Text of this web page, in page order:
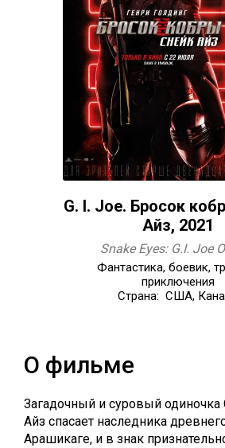
G. I. Joe. Бросок
Айз, 2021
Snake Eyes: G.I. Joe
Фантастика, боевик,
приключения
Страна: США,
О фильме
Загадочный и суровый одиночка
Айз спасает наследника
Арашикаге, и в знак